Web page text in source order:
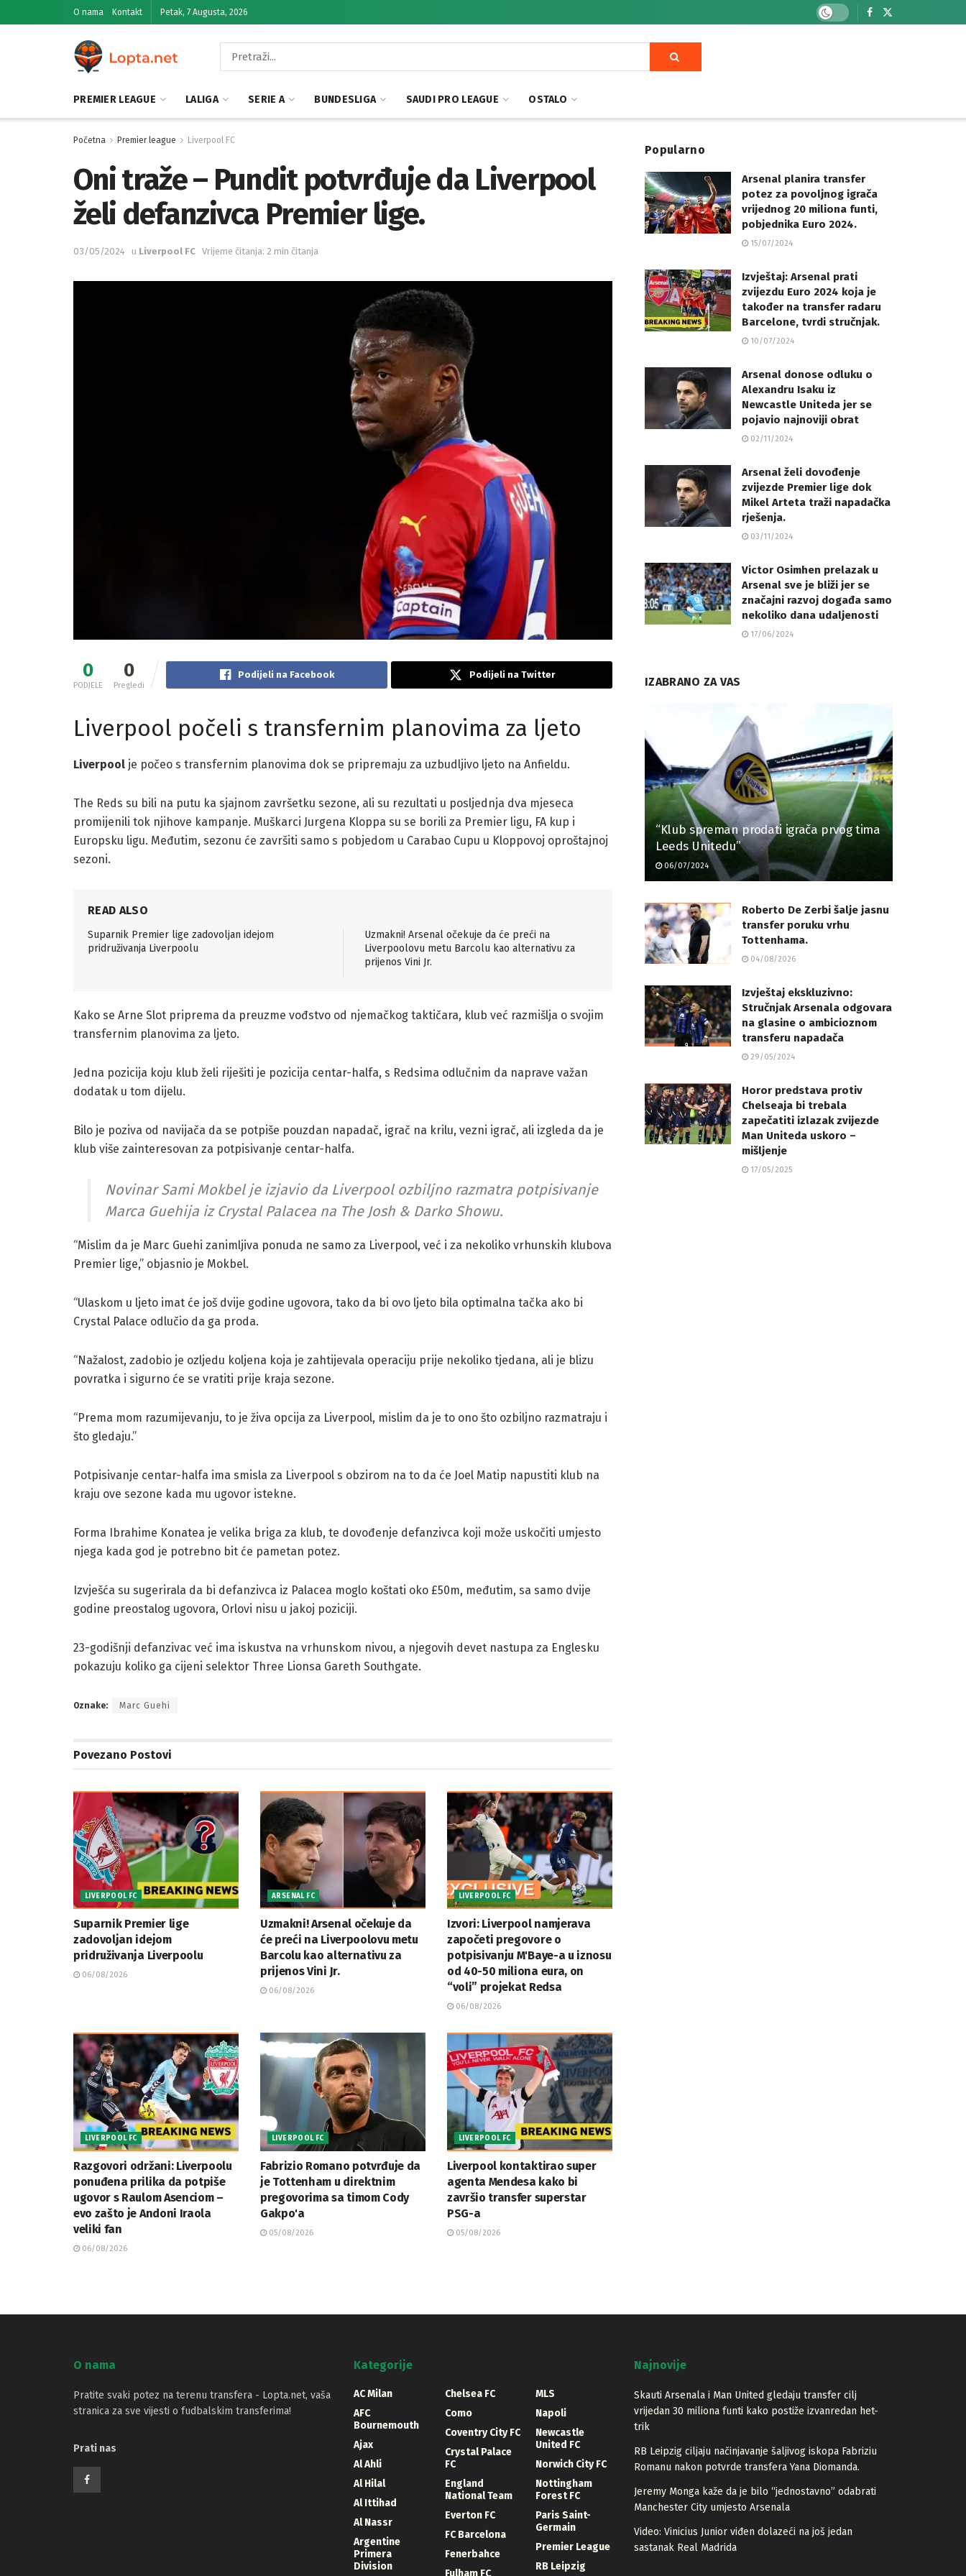
O nama Kontakt Petak, 7 Augusta, 2026
PREMIER LEAGUE LALIGA SERIE A BUNDESLIGA SAUDI PRO LEAGUE OSTALO
Početna Premier league Liverpool FC
Oni traže – Pundit potvrđuje da Liverpool
želi defanzivca Premier lige.
03/05/2024 u Liverpool FC Vrijeme čitanja: 2 min čitanja
0
PODJELE
0
Pregledi
Podijeli na Facebook Podijeli na Twitter
Liverpool počeli s transfernim planovima za ljeto
Liverpool je počeo s transfernim planovima dok se pripremaju za uzbudljivo ljeto na Anfieldu.
The Reds su bili na putu ka sjajnom završetku sezone, ali su rezultati u posljednja dva mjeseca
promijenili tok njihove kampanje. Muškarci Jurgena Kloppa su se borili za Premier ligu, FA kup i
Europsku ligu. Međutim, sezonu će završiti samo s pobjedom u Carabao Cupu u Kloppovoj oproštajnoj
sezoni.
READ ALSO
Suparnik Premier lige zadovoljan idejom
pridruživanja Liverpoolu
Uzmakni! Arsenal očekuje da će preći na
Liverpoolovu metu Barcolu kao alternativu za
prijenos Vini Jr.
Kako se Arne Slot priprema da preuzme vođstvo od njemačkog taktičara, klub već razmišlja o svojim
transfernim planovima za ljeto.
Jedna pozicija koju klub želi riješiti je pozicija centar-halfa, s Redsima odlučnim da naprave važan
dodatak u tom dijelu.
Bilo je poziva od navijača da se potpiše pouzdan napadač, igrač na krilu, vezni igrač, ali izgleda da je
klub više zainteresovan za potpisivanje centar-halfa.
Novinar Sami Mokbel je izjavio da Liverpool ozbiljno razmatra potpisivanje
Marca Guehija iz Crystal Palacea na The Josh & Darko Showu.
“Mislim da je Marc Guehi zanimljiva ponuda ne samo za Liverpool, već i za nekoliko vrhunskih klubova
Premier lige,” objasnio je Mokbel.
“Ulaskom u ljeto imat će još dvije godine ugovora, tako da bi ovo ljeto bila optimalna tačka ako bi
Crystal Palace odlučio da ga proda.
“Nažalost, zadobio je ozljedu koljena koja je zahtijevala operaciju prije nekoliko tjedana, ali je blizu
povratka i sigurno će se vratiti prije kraja sezone.
“Prema mom razumijevanju, to je živa opcija za Liverpool, mislim da je to ono što ozbiljno razmatraju i
što gledaju.”
Potpisivanje centar-halfa ima smisla za Liverpool s obzirom na to da će Joel Matip napustiti klub na
kraju ove sezone kada mu ugovor istekne.
Forma Ibrahime Konatea je velika briga za klub, te dovođenje defanzivca koji može uskočiti umjesto
njega kada god je potrebno bit će pametan potez.
Izvješća su sugerirala da bi defanzivca iz Palacea moglo koštati oko £50m, međutim, sa samo dvije
godine preostalog ugovora, Orlovi nisu u jakoj poziciji.
23-godišnji defanzivac već ima iskustva na vrhunskom nivou, a njegovih devet nastupa za Englesku
pokazuju koliko ga cijeni selektor Three Lionsa Gareth Southgate.
Oznake: Marc Guehi
Povezano Postovi
LIVERPOOL FC
Suparnik Premier lige
zadovoljan idejom
pridruživanja Liverpoolu
06/08/2026
ARSENAL FC
Uzmakni! Arsenal očekuje da
će preći na Liverpoolovu metu
Barcolu kao alternativu za
prijenos Vini Jr.
06/08/2026
LIVERPOOL FC
Izvori: Liverpool namjerava
započeti pregovore o
potpisivanju M'Baye-a u iznosu
od 40-50 miliona eura, on
“voli” projekat Redsa
06/08/2026
LIVERPOOL FC
Razgovori održani: Liverpoolu
ponuđena prilika da potpiše
ugovor s Raulom Asenciom –
evo zašto je Andoni Iraola
veliki fan
06/08/2026
LIVERPOOL FC
Fabrizio Romano potvrđuje da
je Tottenham u direktnim
pregovorima sa timom Cody
Gakpo'a
05/08/2026
LIVERPOOL FC
Liverpool kontaktirao super
agenta Mendesa kako bi
završio transfer superstar
PSG-a
05/08/2026
Popularno
Arsenal planira transfer
potez za povoljnog igrača
vrijednog 20 miliona funti,
pobjednika Euro 2024.
15/07/2024
Izvještaj: Arsenal prati
zvijezdu Euro 2024 koja je
također na transfer radaru
Barcelone, tvrdi stručnjak.
10/07/2024
Arsenal donose odluku o
Alexandru Isaku iz
Newcastle Uniteda jer se
pojavio najnoviji obrat
02/11/2024
Arsenal želi dovođenje
zvijezde Premier lige dok
Mikel Arteta traži napadačka
rješenja.
03/11/2024
Victor Osimhen prelazak u
Arsenal sve je bliži jer se
značajni razvoj događa samo
nekoliko dana udaljenosti
17/06/2024
IZABRANO ZA VAS
“Klub spreman prodati igrača prvog tima
Leeds Unitedu”
06/07/2024
Roberto De Zerbi šalje jasnu
transfer poruku vrhu
Tottenhama.
04/08/2026
Izvještaj ekskluzivno:
Stručnjak Arsenala odgovara
na glasine o ambicioznom
transferu napadača
29/05/2024
Horor predstava protiv
Chelseaja bi trebala
zapečatiti izlazak zvijezde
Man Uniteda uskoro –
mišljenje
17/05/2025
O nama
Pratite svaki potez na terenu transfera - Lopta.net, vaša
stranica za sve vijesti o fudbalskim transferima!
Prati nas
Kategorije
AC Milan
AFC
Bournemouth
Ajax
Al Ahli
Al Hilal
Al Ittihad
Al Nassr
Argentine
Primera
Division
Chelsea FC
Como
Coventry City FC
Crystal Palace
FC
England
National Team
Everton FC
FC Barcelona
Fenerbahce
Fulham FC
MLS
Napoli
Newcastle
United FC
Norwich City FC
Nottingham
Forest FC
Paris Saint-
Germain
Premier League
RB Leipzig
Najnovije
Skauti Arsenala i Man United gledaju transfer cilj
vrijedan 30 miliona funti kako postiže izvanredan het-
trik
RB Leipzig ciljaju načinjavanje šaljivog iskopa Fabriziu
Romanu nakon potvrde transfera Yana Diomanda.
Jeremy Monga kaže da je bilo “jednostavno” odabrati
Manchester City umjesto Arsenala
Video: Vinicius Junior viđen dolazeći na još jedan
sastanak Real Madrida